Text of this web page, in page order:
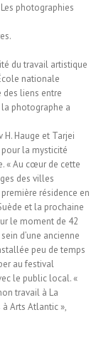
photographies
du travail artistique
nationale
des liens entre
photographe a
Hauge et Tarjei
la mysticité
« Au cœur de cette
des villes
résidence en
et la prochaine
le moment de 42
d’une ancienne
peu de temps
au festival
le public local. «
travail à La
Arts Atlantic »,